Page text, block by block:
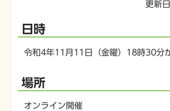
更新
日時
令和4年11月11日（金曜）18時30分
場所
オンライン開催